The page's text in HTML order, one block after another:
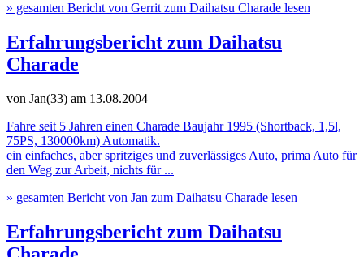
» gesamten Bericht von Gerrit zum Daihatsu Charade lesen
Erfahrungsbericht zum Daihatsu
Charade
von Jan(33) am 13.08.2004
Fahre seit 5 Jahren einen Charade Baujahr 1995 (Shortback, 1,5l,
75PS, 130000km) Automatik.
ein einfaches, aber spritziges und zuverlässiges Auto, prima Auto für
den Weg zur Arbeit, nichts für ...
» gesamten Bericht von Jan zum Daihatsu Charade lesen
Erfahrungsbericht zum Daihatsu